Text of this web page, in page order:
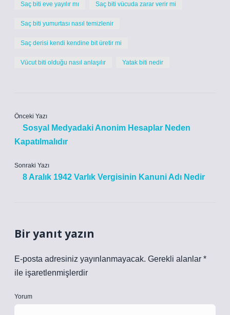
Saç biti eve yayılır mı Saç biti vücuda zarar verir mi
Saç biti yumurtası nasıl temizlenir
Saç derisi kendi kendine bit üretir mi
Vücut biti olduğu nasıl anlaşılır Yatak biti nedir
Önceki Yazı
Sosyal Medyadaki Anonim Hesaplar Neden
Kapatılmalıdır
Sonraki Yazı
8 Aralık 1942 Varlık Vergisinin Kanuni Adı Nedir
Bir yanıt yazın
E-posta adresiniz yayınlanmayacak. Gerekli alanlar *
ile işaretlenmişlerdir
Yorum